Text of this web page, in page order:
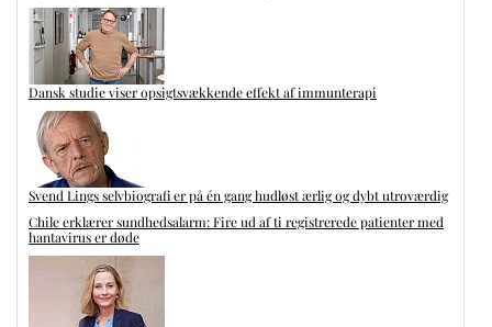
Dansk studie viser opsigtsvækkende effekt af immunterapi
Svend Lings selvbiografi er på én gang hudløst ærlig og dybt utroværdig
Chile erklærer sundhedsalarm: Fire ud af ti registrerede patienter med
hantavirus er døde